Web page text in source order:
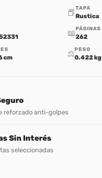
📕 TAPA
Rustica
📖PÁGINAS
262
cm ⚖️PESO
0.422 kg
reforzado anti-golpes
Sin Interés
seleccionadas